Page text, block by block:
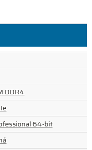
DDR4
64-bit